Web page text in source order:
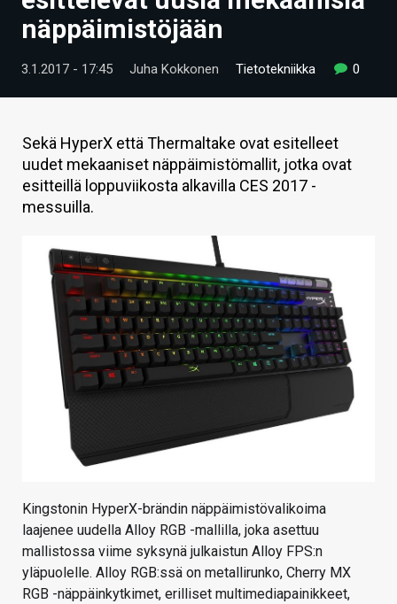
ARTIKKELIT
VIDEOT
TECHBBS
TIETOA
HINTA.FI
KAUPPA
VAIHDA TEEMA
HAKU
näppäimistöjään
3.1.2017 - 17:45 Juha Kokkonen Tietotekniikka 0
Sekä HyperX että Thermaltake ovat esitelleet
uudet mekaaniset näppäimistömallit, jotka ovat
esitteillä loppuviikosta alkavilla CES 2017 -
messuilla.
Kingstonin HyperX-brändin näppäimistövalikoima
laajenee uudella Alloy RGB -mallilla, joka asettuu
mallistossa viime syksynä julkaistun Alloy FPS:n
yläpuolelle. Alloy RGB:ssä on metallirunko, Cherry MX
RGB -näppäinkytkimet, erilliset multimediapainikkeet,